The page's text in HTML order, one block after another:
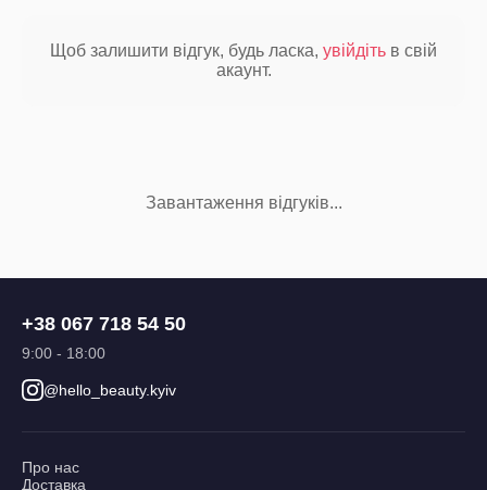
Щоб залишити відгук, будь ласка, увійдіть в свій
акаунт.
Завантаження відгуків...
+38 067 718 54 50
9:00 - 18:00
@hello_beauty.kyiv
Про нас
Доставка